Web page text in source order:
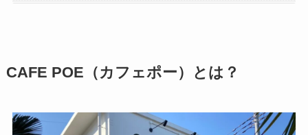
CAFE POE（カフェポー）とは？